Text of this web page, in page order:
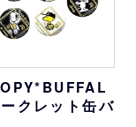
クレット缶バ